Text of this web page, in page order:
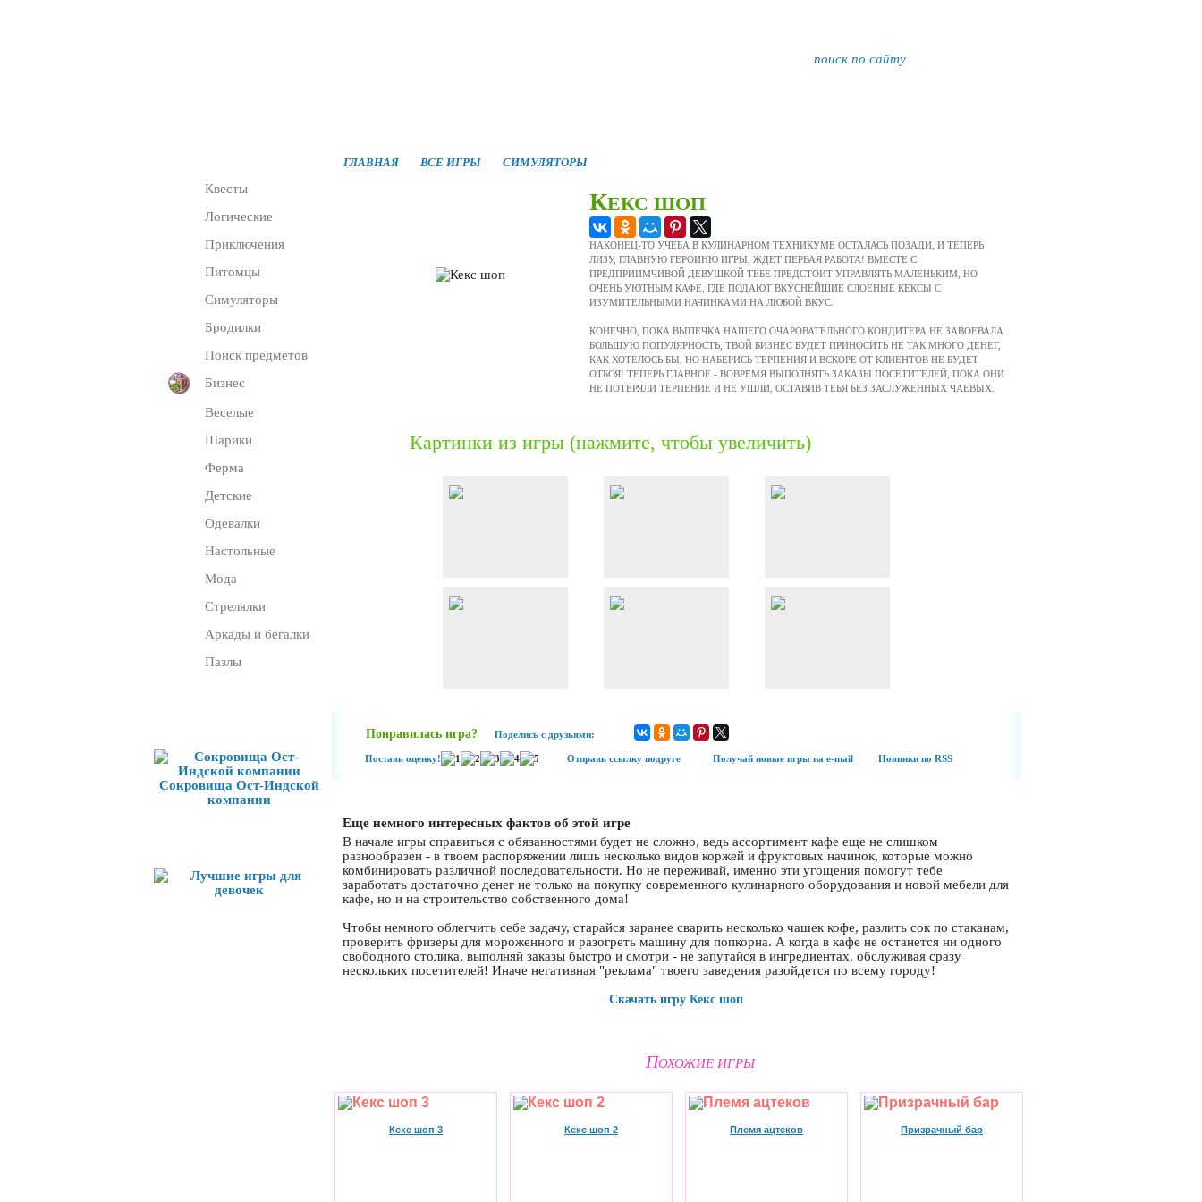
Квесты
Логические
Приключения
Питомцы
Симуляторы
Бродилки
Поиск предметов
Бизнес
Веселые
Шарики
Ферма
Детские
Одевалки
Настольные
Мода
Стрелялки
Аркады и бегалки
Пазлы
Сокровища Ост-Индской
компании
ГЛАВНАЯ ВСЕ ИГРЫ СИМУЛЯТОРЫ
КЕКС ШОП
НАКОНЕЦ-ТО УЧЕБА В КУЛИНАРНОМ ТЕХНИКУМЕ ОСТАЛАСЬ ПОЗАДИ, И ТЕПЕРЬ
ЛИЗУ, ГЛАВНУЮ ГЕРОИНЮ ИГРЫ, ЖДЕТ ПЕРВАЯ РАБОТА! ВМЕСТЕ С
ПРЕДПРИИМЧИВОЙ ДЕВУШКОЙ ТЕБЕ ПРЕДСТОИТ УПРАВЛЯТЬ МАЛЕНЬКИМ, НО
ОЧЕНЬ УЮТНЫМ КАФЕ, ГДЕ ПОДАЮТ ВКУСНЕЙШИЕ СЛОЕНЫЕ КЕКСЫ С
ИЗУМИТЕЛЬНЫМИ НАЧИНКАМИ НА ЛЮБОЙ ВКУС.
КОНЕЧНО, ПОКА ВЫПЕЧКА НАШЕГО ОЧАРОВАТЕЛЬНОГО КОНДИТЕРА НЕ ЗАВОЕВАЛА
БОЛЬШУЮ ПОПУЛЯРНОСТЬ, ТВОЙ БИЗНЕС БУДЕТ ПРИНОСИТЬ НЕ ТАК МНОГО ДЕНЕГ,
КАК ХОТЕЛОСЬ БЫ, НО НАБЕРИСЬ ТЕРПЕНИЯ И ВСКОРЕ ОТ КЛИЕНТОВ НЕ БУДЕТ
ОТБОЯ! ТЕПЕРЬ ГЛАВНОЕ - ВОВРЕМЯ ВЫПОЛНЯТЬ ЗАКАЗЫ ПОСЕТИТЕЛЕЙ, ПОКА ОНИ
НЕ ПОТЕРЯЛИ ТЕРПЕНИЕ И НЕ УШЛИ, ОСТАВИВ ТЕБЯ БЕЗ ЗАСЛУЖЕННЫХ ЧАЕВЫХ.
Картинки из игры (нажмите, чтобы увеличить)
Понравилась игра? Поделись с друзьями:
Поставь оценку! Отправь ссылку подруге Получай новые игры на e-mail Новинки по RSS
Еще немного интересных фактов об этой игре
В начале игры справиться с обязанностями будет не сложно, ведь ассортимент кафе еще не слишком
разнообразен - в твоем распоряжении лишь несколько видов коржей и фруктовых начинок, которые можно
комбинировать различной последовательности. Но не переживай, именно эти угощения помогут тебе
заработать достаточно денег не только на покупку современного кулинарного оборудования и новой мебели для
кафе, но и на строительство собственного дома!
Чтобы немного облегчить себе задачу, старайся заранее сварить несколько чашек кофе, разлить сок по стаканам,
проверить фризеры для мороженного и разогреть машину для попкорна. А когда в кафе не останется ни одного
свободного столика, выполняй заказы быстро и смотри - не запутайся в ингредиентах, обслуживая сразу
нескольких посетителей! Иначе негативная "реклама" твоего заведения разойдется по всему городу!
Скачать игру Кекс шоп
ПОХОЖИЕ ИГРЫ
Кекс шоп 3 Кекс шоп 2 Племя ацтеков Призрачный бар